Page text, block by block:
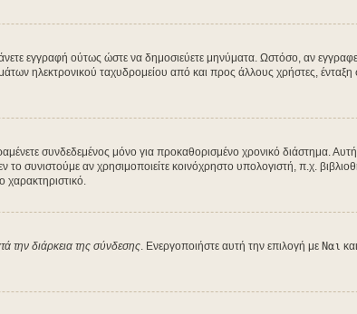
εγγραφή ούτως ώστε να δημοσιεύετε μηνύματα. Ωστόσο, αν
ηλεκτρονικού ταχυδρομείου από και προς άλλους χρήστες,
συνδεδεμένος μόνο για προκαθορισμένο χρονικό διάστημα.
συνιστούμε αν χρησιμοποιείτε κοινόχρηστο υπολογιστή, π.χ.
χαρακτηριστικό.
την διάρκεια της σύνδεσης. Ενεργοποιήστε αυτή την επιλογή με Ναι